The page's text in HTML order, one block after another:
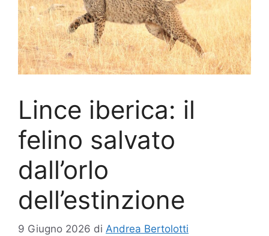
Lince iberica: il
felino salvato
dall’orlo
dell’estinzione
9 Giugno 2026 di Andrea Bertolotti